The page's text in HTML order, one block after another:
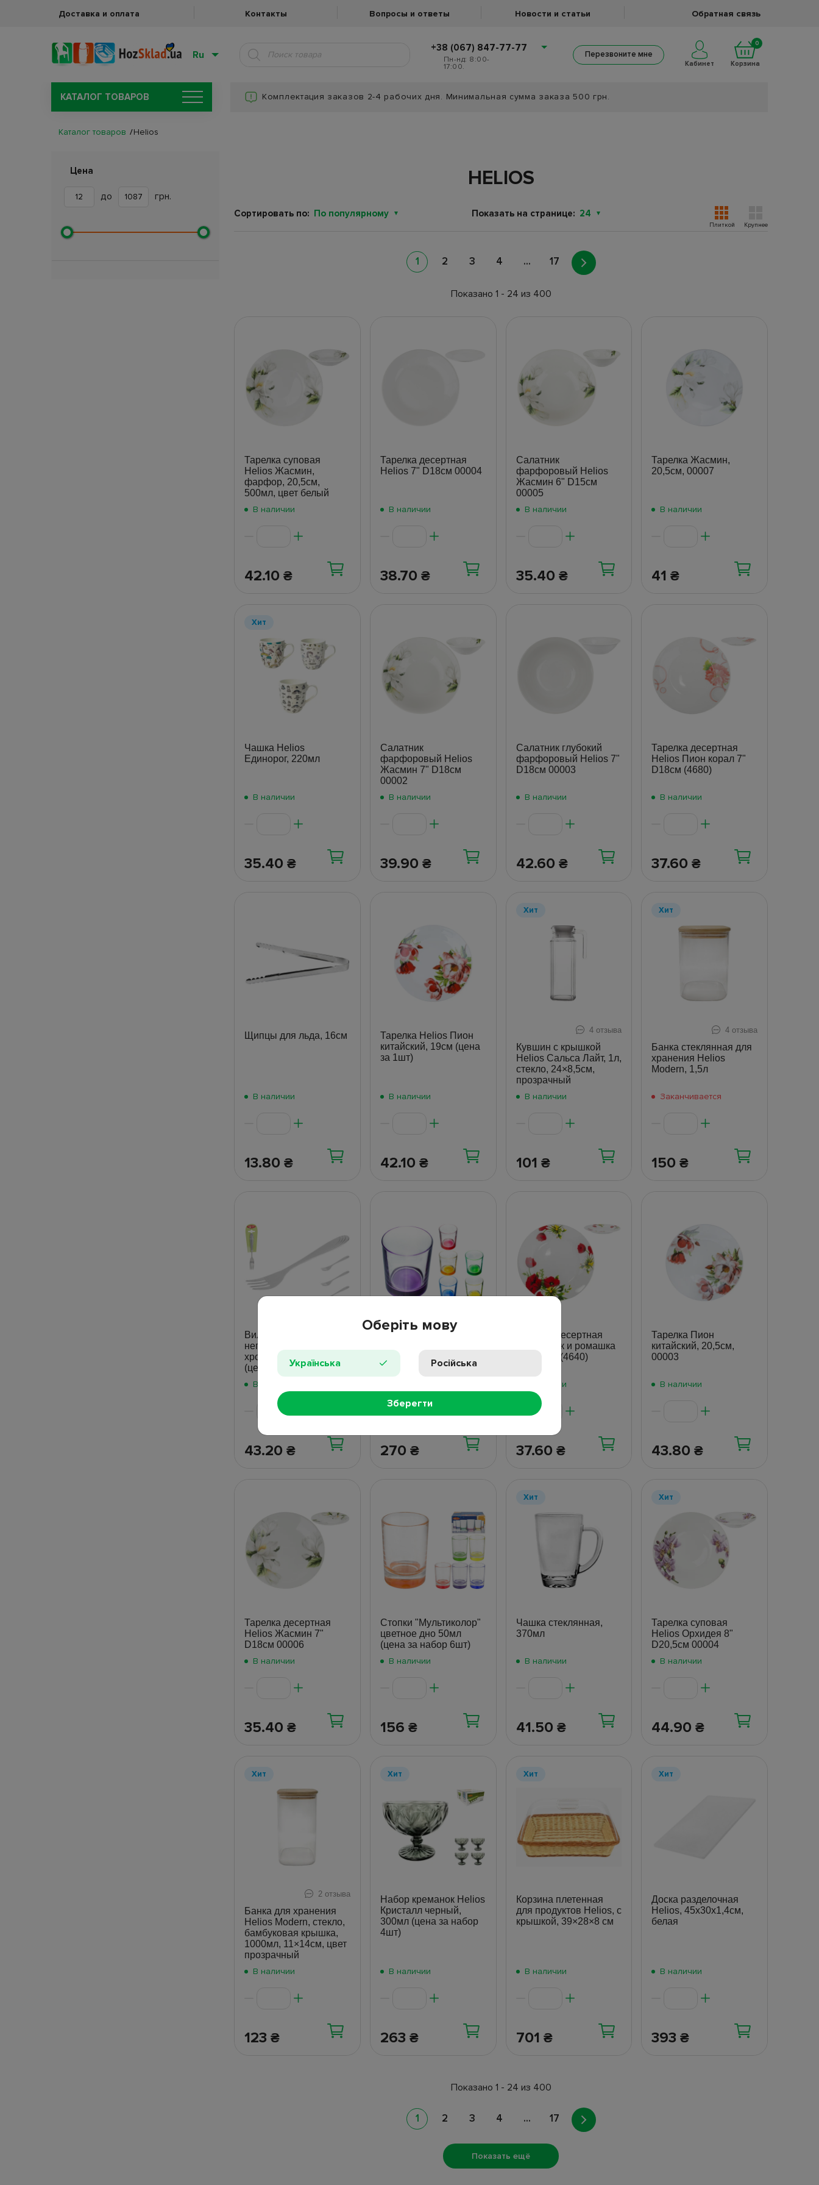
Доставка и оплата Контакты Вопросы и ответы Новости и статьи Обратная связь
Ru
+38 (067) 847-77-77
Пн-нд: 8:00-
17:00.
Перезвоните мне
Кабинет
0
Корзина
КАТАЛОГ ТОВАРОВ Комплектация заказов 2-4 рабочих дня. Минимальная сумма заказа 500 грн.
Каталог товаров Helios
Цена
до грн.
HELIOS
Сортировать по: По популярному Показать на странице: 24
Плиткой Крупнее
1 2 3 4 ... 17
Показано 1 - 24 из 400
Тарелка суповая
Helios Жасмин,
фарфор, 20,5см,
500мл, цвет белый
В наличии
42.10 ₴
Тарелка десертная
Helios 7" D18см 00004
В наличии
38.70 ₴
Салатник
фарфоровый Helios
Жасмин 6" D15см
00005
В наличии
35.40 ₴
Тарелка Жасмин,
20,5см, 00007
В наличии
41₴
Хит
Чашка Helios
Единорог, 220мл
В наличии
35.40 ₴
Салатник
фарфоровый Helios
Жасмин 7" D18см
00002
В наличии
39.90 ₴
Салатник глубокий
фарфоровый Helios 7"
D18см 00003
В наличии
42.60 ₴
Тарелка десертная
Helios Пион корал 7"
D18см (4680)
В наличии
37.60₴
Щипцы для льда, 16см
В наличии
13.80 ₴
Тарелка Helios Пион
китайский, 19см (цена
за 1шт)
В наличии
42.10 ₴
Хит
4 отзыва
Кувшин с крышкой
Helios Сальса Лайт, 1л,
стекло, 24×8,5см,
прозрачный
В наличии
101 ₴
Хит
4 отзыва
Банка стеклянная для
хранения Helios
Modern, 1,5л
Заканчивается
150₴
Вилка обеденная
неполированная
хромированная Helios
(цена за набор 3шт)
В наличии
43.20 ₴
Набор стаканов Helios
250мл (цена за набор
6шт)
270 ₴
Тарелка десертная
Helios Мак и ромашка
7" D18см (4640)
В наличии
37.60 ₴
Тарелка Пион
китайский, 20,5см,
00003
В наличии
43.80₴
Тарелка десертная
Helios Жасмин 7"
D18см 00006
В наличии
35.40 ₴
Стопки "Мультиколор"
цветное дно 50мл
(цена за набор 6шт)
В наличии
156 ₴
Хит
Чашка стеклянная,
370мл
В наличии
41.50 ₴
Хит
Тарелка суповая
Helios Орхидея 8"
D20,5см 00004
В наличии
44.90₴
Хит
2 отзыва
Банка для хранения
Helios Modern, стекло,
бамбуковая крышка,
1000мл, 11×14см, цвет
прозрачный
В наличии
123 ₴
Хит
Набор креманок Helios
Кристалл черный,
300мл (цена за набор
4шт)
В наличии
263 ₴
Хит
Корзина плетенная
для продуктов Helios, с
крышкой, 39×28×8 см
В наличии
701 ₴
Хит
Доска разделочная
Helios, 45х30х1,4см,
белая
В наличии
393₴
Показано 1 - 24 из 400
1 2 3 4 ... 17
Показать ещё
Оберіть мову
Українська Російська
Зберегти